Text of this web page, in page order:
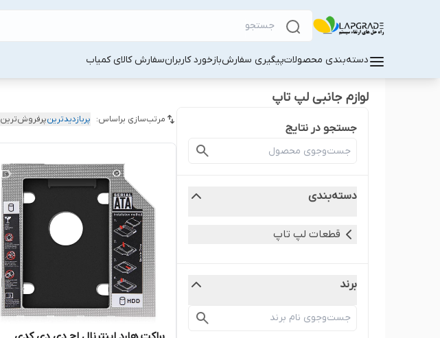
دسته‌بندی محصولاتپیگیری سفارشبازخورد کاربرانسفارش کالا‌ی کمیاب
لوازم جانبی لپ‌ تاپ
جستجو در نتایج
دسته‌بندی
قطعات لپ‌ تاپ
برند
مرتب‌سازی براساس: پربازدیدترینپرفروش‌ترین